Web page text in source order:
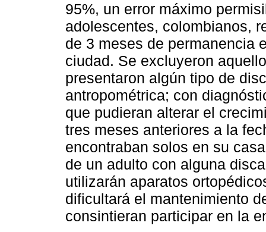
95%, un error máximo
adolescentes, colombianos,
de 3 meses de permanencia
ciudad. Se excluyeron
presentaron algún tipo de
antropométrica; con
que pudieran alterar el
tres meses anteriores a la
encontraban solos en su
de un adulto con alguna
utilizarán aparatos
dificultará el mantenimiento
consintieran participar en la